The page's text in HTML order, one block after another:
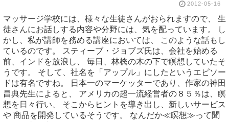
2012-05-16
マッサージ学校には、様々な生徒さんがおられますので、 生
徒さんにお話しする内容や分野には、気を配っています。 し
かし、私が講師を務める講座においては、 このような話もし
ているのです。 スティーブ・ジョブズ氏は、会社を始める
前、インドを放浪し、 毎日、林檎の木の下で瞑想していたそ
うです。 そして、社名を「アップル」にしたというエピソー
ドは有名ですね。 日本一のマーケッターであり、作家の神田
昌典先生によると、 アメリカの超一流経営者の８５％は、瞑
想を日々行い、 そこからヒントを導き出し、新しいサービス
や 商品を開発しているそうです。 なんだか≪瞑想≫って聞